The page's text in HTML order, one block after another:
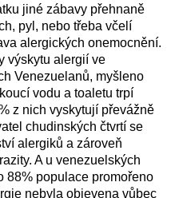
jiné zábavy přehnaně
pyl, nebo třeba včelí
alergických onemocnění.
výskytu alergií ve
Venezuelanů, myšleno
vodu a toaletu trpí
z nich vyskytují převážně
chudinských čtvrtí se
alergiků a zároveň
A u venezuelských
88% populace promořeno
nebyla objevena vůbec